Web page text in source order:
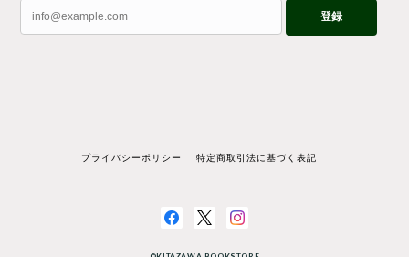
登録
プライバシーポリシー 特定商取引法に基づく表記